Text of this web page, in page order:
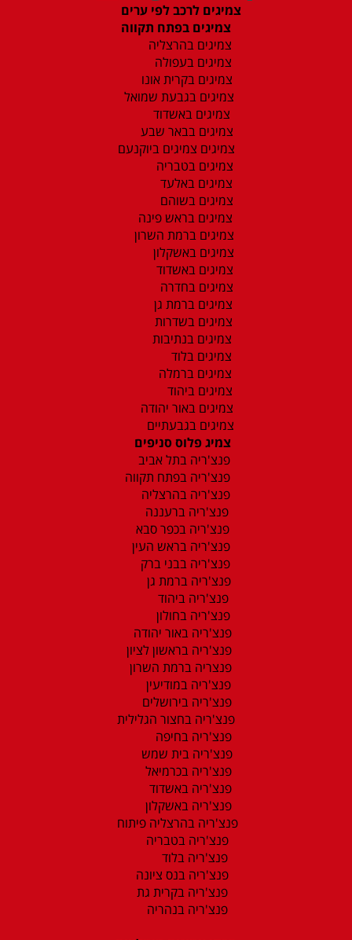
צמיגים לרכב לפי ערים
צמיגים בפתח תקווה
צמיגים בהרצליה
צמיגים בעפולה
צמיגים בקרית אונו
צמיגים בגבעת שמואל
צמיגים באשדוד
צמיגים בבאר שבע
צמיגים צמיגים ביוקנעם
צמיגים בטבריה
צמיגים באלעד
צמיגים בשוהם
צמיגים בראש פינה
צמיגים ברמת השרון
צמיגים באשקלון
צמיגים באשדוד
צמיגים בחדרה
צמיגים ברמת גן
צמיגים בשדרות
צמיגים בנתיבות
צמיגים בלוד
צמיגים ברמלה
צמיגים ביהוד
צמיגים באור יהודה
צמיגים בגבעתיים
צמיג פלוס סניפים
פנצ'ריה בתל אביב
פנצ'ריה בפתח תקווה
פנצ'ריה בהרצליה
פנצ'ריה ברעננה
פנצ'ריה בכפר סבא
פנצ'ריה בראש העין
פנצ'ריה בבני ברק
פנצ'ריה ברמת גן
פנצ'ריה ביהוד
פנצ'ריה בחולון
פנצ'ריה באור יהודה
פנצ'ריה בראשון לציון
פנצריה ברמת השרון
פנצ'ריה במודיעין
פנצ'ריה בירושלים
פנצ'ריה בחצור הגלילית
פנצ'ריה בחיפה
פנצ'ריה בית שמש
פנצ'ריה בכרמיאל
פנצ'ריה באשדוד
פנצ'ריה באשקלון
פנצ'ריה בהרצליה פיתוח
פנצ'ריה בטבריה
פנצ'ריה בלוד
פנצ'ריה בנס ציונה
פנצ'ריה בקרית גת
פנצ'ריה בנהריה